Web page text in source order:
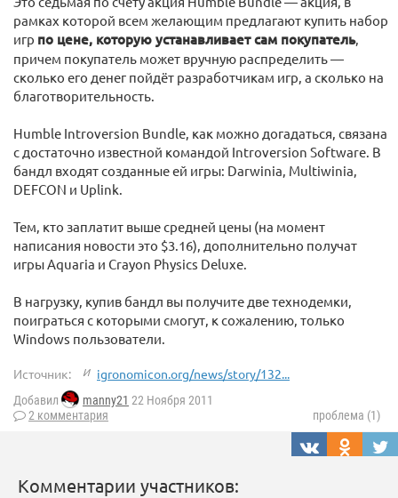
рамках которой всем желающим предлагают купить набор
игр по цене, которую устанавливает сам покупатель,
причем покупатель может вручную распределить —
сколько его денег пойдёт разработчикам игр, а сколько на
благотворительность.
Humble Introversion Bundle, как можно догадаться, связана
с достаточно известной командой Introversion Software. В
бандл входят созданные ей игры: Darwinia, Multiwinia,
DEFCON и Uplink.
Тем, кто заплатит выше средней цены (на момент
написания новости это $3.16), дополнительно получат
игры Aquaria и Crayon Physics Deluxe.
В нагрузку, купив бандл вы получите две технодемки,
поиграться с которыми смогут, к сожалению, только
Windows пользователи.
Источник: igronomicon.org/news/story/132...
Добавил manny21 22 Ноября 2011
2 комментария
проблема (1)
Комментарии участников: